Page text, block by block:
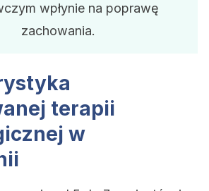
wpłynie na poprawę
zachowania.
terapii
w